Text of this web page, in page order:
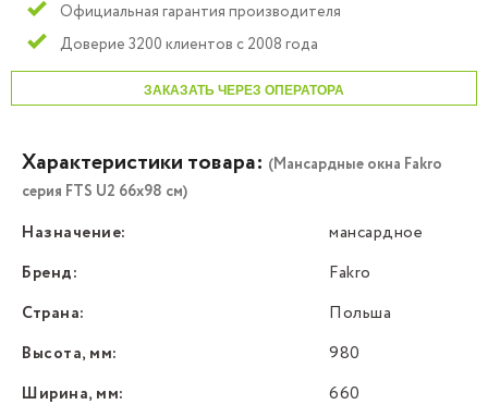
Официальная гарантия производителя
Доверие 3200 клиентов с 2008 года
ЗАКАЗАТЬ ЧЕРЕЗ ОПЕРАТОРА
Характеристики товара: (Мансардные окна Fakro
серия FTS U2 66х98 см)
Назначение:
мансардное
Бренд:
Fakro
Страна:
Польша
Высота, мм:
980
Ширина, мм:
660